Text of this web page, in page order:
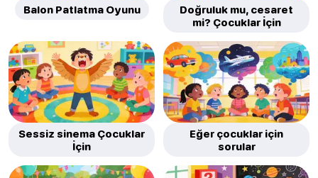
Balon Patlatma Oyunu
Doğruluk mu, cesaret
mi? Çocuklar İçin
Sessiz sinema Çocuklar
İçin
Eğer çocuklar için
sorular